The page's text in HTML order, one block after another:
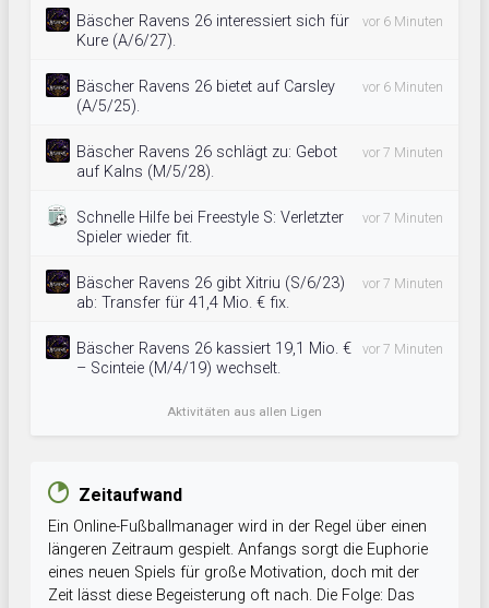
Bäscher Ravens 26 interessiert sich für
Kure (A/6/27).
vor 6 Minuten
Bäscher Ravens 26 bietet auf Carsley
(A/5/25).
vor 6 Minuten
Bäscher Ravens 26 schlägt zu: Gebot
auf Kalns (M/5/28).
vor 7 Minuten
Schnelle Hilfe bei Freestyle S: Verletzter
Spieler wieder fit.
vor 7 Minuten
Bäscher Ravens 26 gibt Xitriu (S/6/23)
ab: Transfer für 41,4 Mio. € fix.
vor 7 Minuten
Bäscher Ravens 26 kassiert 19,1 Mio. €
– Scinteie (M/4/19) wechselt.
vor 7 Minuten
Aktivitäten aus allen Ligen
Zeitaufwand
Ein Online-Fußballmanager wird in der Regel über einen
längeren Zeitraum gespielt. Anfangs sorgt die Euphorie
eines neuen Spiels für große Motivation, doch mit der
Zeit lässt diese Begeisterung oft nach. Die Folge: Das